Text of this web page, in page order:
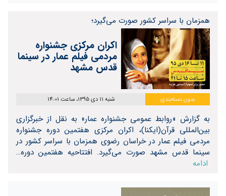
همزمان با سراسر کشور صورت می‌گیرد؛
اکران مرکزی جشنواره
مردمی فیلم عمار در سینما
قدس مشهد
بدون دسته‌بندی شنبه 11 دی 1395، ساعت 14:01
به گزارش «روابط عمومی جشنواره عمار» به نقل از خبرگزاری
بین‌المللی قرآن(ایکنا)، اکران مرکزی هفتمین دوره جشنواره
مردمی فیلم عمار در خراسان رضوی همزمان با سراسر کشور در
سینما قدس مشهد صورت می‌گیرد. افتتاحیه هفتمین دوره…
ادامه